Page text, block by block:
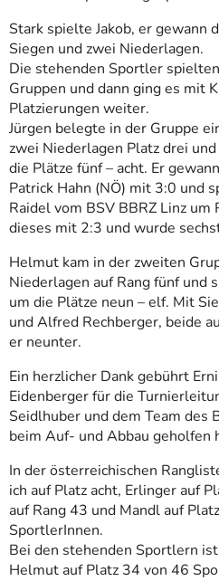
Stark spielte Jakob, er gewann
Siegen und zwei Niederlagen.
Die stehenden Sportler
Gruppen und dann ging es mit
Platzierungen weiter.
Jürgen belegte in der Gruppe
zwei Niederlagen Platz drei
die Plätze fünf – acht. Er
Patrick Hahn (NÖ) mit 3:0 und
Raidel vom BSV BBRZ Linz
dieses mit 2:3 und wurde
Helmut kam in der zweiten
Niederlagen auf Rang fünf und
um die Plätze neun – elf. Mit
und Alfred Rechberger, beide
er neunter.
Ein herzlicher Dank gebührt
Eidenberger für die
Seidlhuber und dem Team des
beim Auf- und Abbau geholfen
In der österreichischen
ich auf Platz acht, Erlinger auf
auf Rang 43 und Mandl auf
SportlerInnen.
Bei den stehenden Sportlern
Helmut auf Platz 34 von 46